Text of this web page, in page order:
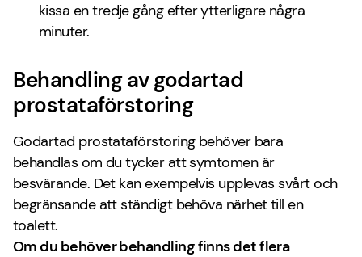
kissa en tredje gång efter ytterligare några
minuter.
Behandling av godartad
prostataförstoring
Godartad prostataförstoring behöver bara
behandlas om du tycker att symtomen är
besvärande. Det kan exempelvis upplevas svårt och
begränsande att ständigt behöva närhet till en
toalett.
Om du behöver behandling finns det flera